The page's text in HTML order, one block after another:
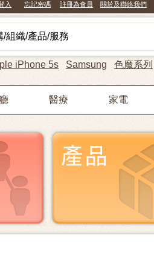
入 忘記密碼 註冊為會員 關於及聯絡我們
iPhone 5s Samsung 色魔系列
醫療 家電